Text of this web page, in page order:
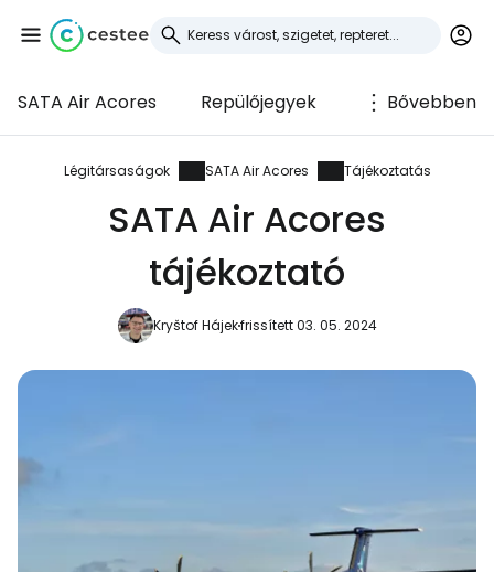
SATA Air Acores Repülőjegyek Bővebben
Légitársaságok SATA Air Acores Tájékoztatás
SATA Air Acores
tájékoztató
Kryštof Hájekfrissített 03. 05. 2024
Bejelentkezés a
Cestee-be
... az utazási közösség világszerte
Folytatás a Google-lal